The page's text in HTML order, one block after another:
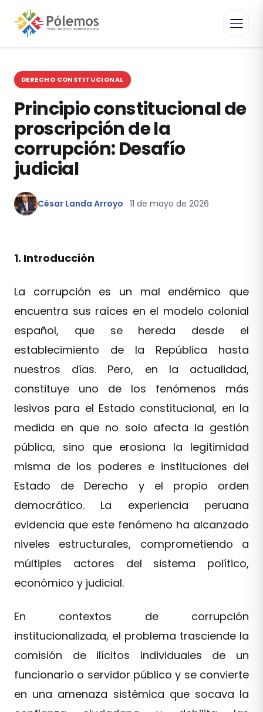
DERECHO CONSTITUCIONAL
Principio constitucional de
proscripción de la
corrupción: Desafío
judicial
César Landa Arroyo 11 de mayo de 2026
1. Introducción
La corrupción es un mal endémico que
encuentra sus raíces en el modelo colonial
español, que se hereda desde el
establecimiento de la República hasta
nuestros días. Pero, en la actualidad,
constituye uno de los fenómenos más
lesivos para el Estado constitucional, en la
medida en que no solo afecta la gestión
pública, sino que erosiona la legitimidad
misma de los poderes e instituciones del
Estado de Derecho y el propio orden
democrático. La experiencia peruana
evidencia que este fenómeno ha alcanzado
niveles estructurales, comprometiendo a
múltiples actores del sistema político,
económico y judicial.
En contextos de corrupción
institucionalizada, el problema trasciende la
comisión de ilícitos individuales de un
funcionario o servidor público y se convierte
en una amenaza sistémica que socava la